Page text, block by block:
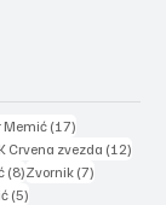
Memić (17)
posts
Crvena zvezda (12)
(8)8 posts
Zvornik (7)
(5)